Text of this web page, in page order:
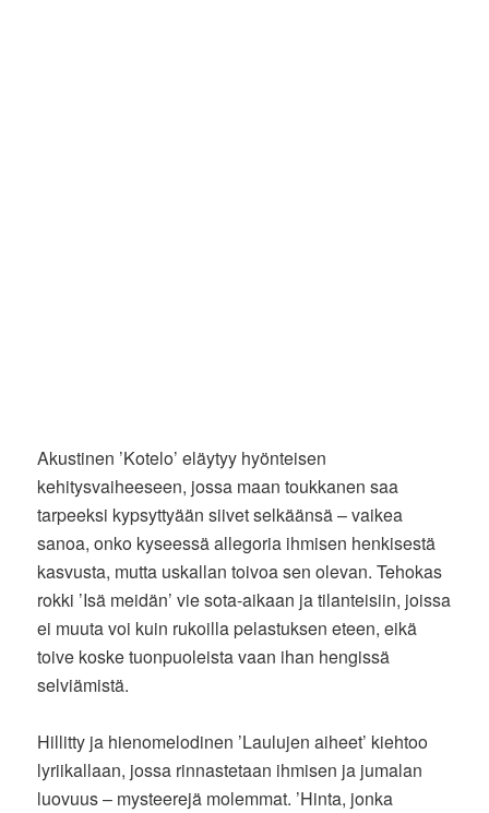
Akustinen ’Kotelo’ eläytyy hyönteisen
kehitysvaiheeseen, jossa maan toukkanen saa
tarpeeksi kypsyttyään siivet selkäänsä – vaikea
sanoa, onko kyseessä allegoria ihmisen henkisestä
kasvusta, mutta uskallan toivoa sen olevan. Tehokas
rokki ’Isä meidän’ vie sota-aikaan ja tilanteisiin, joissa
ei muuta voi kuin rukoilla pelastuksen eteen, eikä
toive koske tuonpuoleista vaan ihan hengissä
selviämistä.
Hillitty ja hienomelodinen ’Laulujen aiheet’ kiehtoo
lyriikallaan, jossa rinnastetaan ihmisen ja jumalan
luovuus – mysteerejä molemmat. ’Hinta, jonka